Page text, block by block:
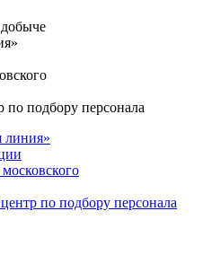
подбору персонала
линия»
по подбору персонала